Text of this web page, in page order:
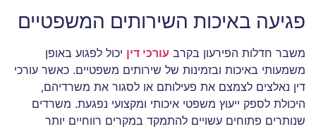
פגיעה באיכות השירותים המשפטיים
משבר חדלות הפירעון בקרב עורכי דין יכול לפגוע באופן
משמעותי באיכות ובזמינות של שירותים משפטיים. כאשר עורכי
דין נאלצים לצמצם את פעילותם או לסגור את משרדיהם,
היכולת לספק ייעוץ משפטי איכותי ומקצועי נפגעת. משרדים
שנותרים פתוחים עשויים להתמקד במקרים רווחיים יותר